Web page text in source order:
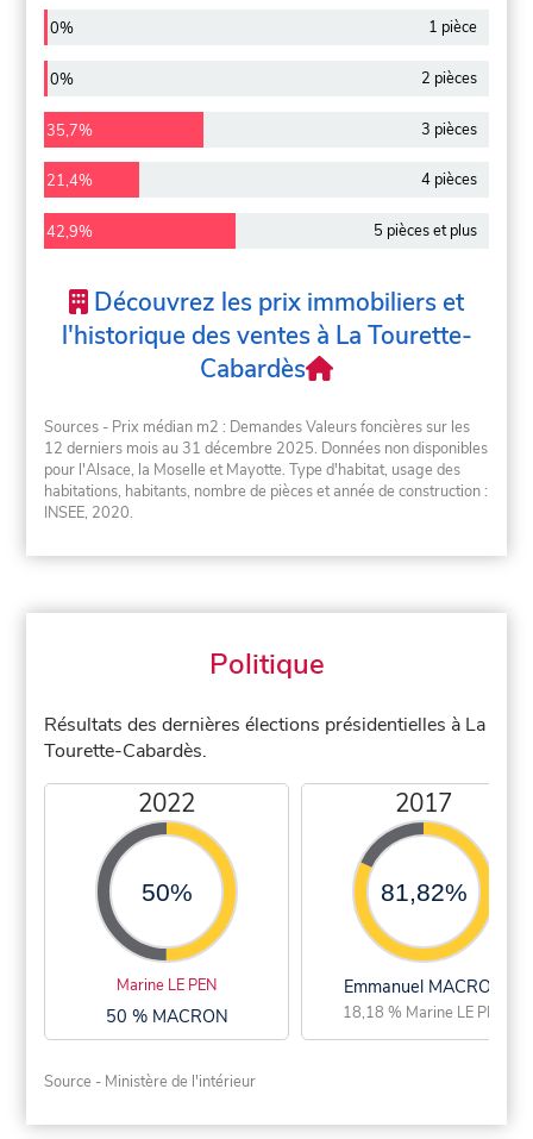
0% 1 pièce
0% 2 pièces
35,7% 3 pièces
21,4% 4 pièces
42,9% 5 pièces et plus
Découvrez les prix immobiliers et
l'historique des ventes à La Tourette-
Cabardès
Sources - Prix médian m2 : Demandes Valeurs foncières sur les
12 derniers mois au 31 décembre 2025. Données non disponibles
pour l'Alsace, la Moselle et Mayotte. Type d'habitat, usage des
habitations, habitants, nombre de pièces et année de construction :
INSEE, 2020.
Politique
Résultats des dernières élections présidentielles à La
Tourette-Cabardès.
2022
50%
Marine LE PEN
50 % MACRON
2017
81,82%
Emmanuel MACRON
18,18 % Marine LE PEN
Source - Ministère de l'intérieur